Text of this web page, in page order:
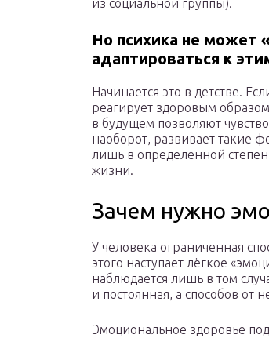
из социальной группы).
Но психика не может
адаптироваться к
Начинается это в детстве.
реагирует здоровым
в будущем позволяют
наоборот, развивает такие
лишь в определенной
жизни.
Зачем нужно
У человека ограниченная
этого наступает лёгкое
наблюдается лишь в том
и постоянная, а способов от
Эмоциональное здоровье